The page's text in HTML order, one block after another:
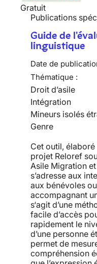
Gratuit
Publications
Guide de
linguistique
Date de
Thématique :
Droit d’asile
Intégration
Mineurs isolés
Genre
Cet outil,
projet Reloref
Asile Migration
s’adresse aux
aux bénévoles
accompagnant
s‘agit d’une
facile d’accès
rapidement le
d’une personne
permet de
compréhension